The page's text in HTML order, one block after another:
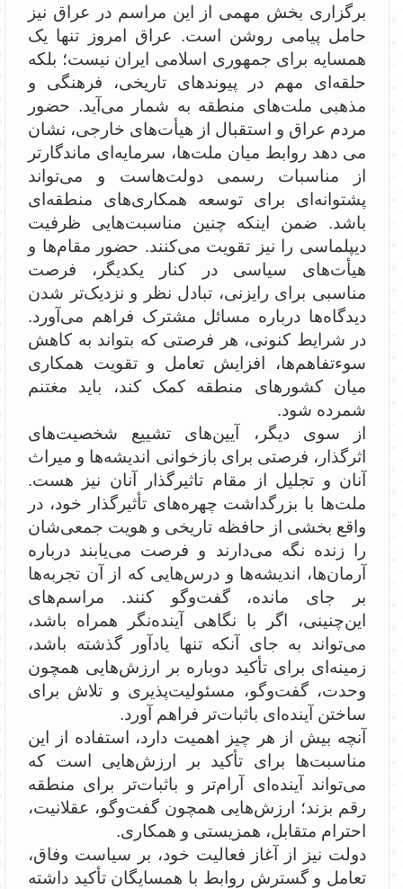
برگزاری بخش مهمی از این مراسم در عراق نیز
حامل پیامی روشن است. عراق امروز تنها یک
همسایه برای جمهوری اسلامی ایران نیست؛ بلکه
حلقه‌ای مهم در پیوندهای تاریخی، فرهنگی و
مذهبی ملت‌های منطقه به شمار می‌آید. حضور
مردم عراق و استقبال از هیأت‌های خارجی، نشان
می دهد روابط میان ملت‌ها، سرمایه‌ای ماندگارتر
از مناسبات رسمی دولت‌هاست و می‌تواند
پشتوانه‌ای برای توسعه همکاری‌های منطقه‌ای
باشد. ضمن اینکه چنین مناسبت‌هایی ظرفیت
دیپلماسی را نیز تقویت می‌کنند. حضور مقام‌ها و
هیأت‌های سیاسی در کنار یکدیگر، فرصت
مناسبی برای رایزنی، تبادل نظر و نزدیک‌تر شدن
دیدگاه‌ها درباره مسائل مشترک فراهم می‌آورد.
در شرایط کنونی، هر فرصتی که بتواند به کاهش
سوءتفاهم‌ها، افزایش تعامل و تقویت همکاری
میان کشورهای منطقه کمک کند، باید مغتنم
شمرده شود.
از سوی دیگر، آیین‌های تشییع شخصیت‌های
اثرگذار، فرصتی برای بازخوانی اندیشه‌ها و میراث
آنان و تجلیل از مقام تاثیرگذار آنان نیز هست.
ملت‌ها با بزرگداشت چهره‌های تأثیرگذار خود، در
واقع بخشی از حافظه تاریخی و هویت جمعی‌شان
را زنده نگه می‌دارند و فرصت می‌یابند درباره
آرمان‌ها، اندیشه‌ها و درس‌هایی که از آن تجربه‌ها
بر جای مانده، گفت‌وگو کنند. مراسم‌های
این‌چنینی، اگر با نگاهی آینده‌نگر همراه باشد،
می‌تواند به جای آنکه تنها یادآور گذشته باشد،
زمینه‌ای برای تأکید دوباره بر ارزش‌هایی همچون
وحدت، گفت‌وگو، مسئولیت‌پذیری و تلاش برای
ساختن آینده‌ای باثبات‌تر فراهم آورد.
آنچه بیش از هر چیز اهمیت دارد، استفاده از این
مناسبت‌ها برای تأکید بر ارزش‌هایی است که
می‌تواند آینده‌ای آرام‌تر و باثبات‌تر برای منطقه
رقم بزند؛ ارزش‌هایی همچون گفت‌وگو، عقلانیت،
احترام متقابل، همزیستی و همکاری.
دولت نیز از آغاز فعالیت خود، بر سیاست وفاق،
تعامل و گسترش روابط با همسایگان تأکید داشته